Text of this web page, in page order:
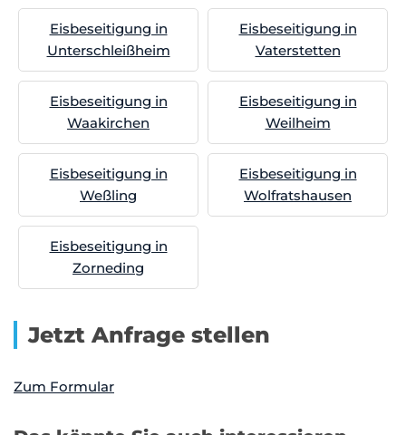
Eisbeseitigung in
Unterschleißheim
Eisbeseitigung in
Vaterstetten
Eisbeseitigung in
Waakirchen
Eisbeseitigung in
Weilheim
Eisbeseitigung in
Weßling
Eisbeseitigung in
Wolfratshausen
Eisbeseitigung in
Zorneding
Jetzt Anfrage stellen
Zum Formular